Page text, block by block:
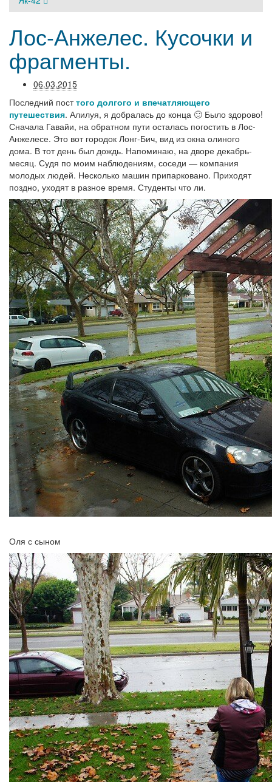
Лос-Анжелес. Кусочки и
фрагменты.
06.03.2015
Последний посттого долгого и впечатляющего
путешествия. Алилуя, я добралась до конца 🙂 Было здорово!
Сначала Гавайи, на обратном пути осталась погостить в Лос-
Анжелесе. Это вот городок Лонг-Бич, вид из окна олиного
дома. В тот день был дождь. Напоминаю, на дворе декабрь-
месяц. Судя по моим наблюдениям, соседи — компания
молодых людей. Несколько машин припарковано. Приходят
поздно, уходят в разное время. Студенты что ли.
Оля с сыном